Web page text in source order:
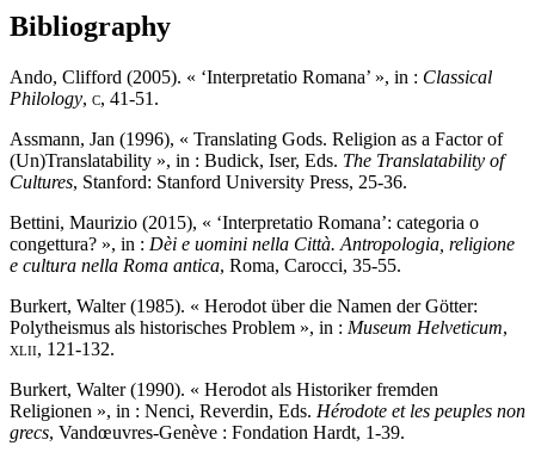
Bibliography
Ando, Clifford (2005). « ‘Interpretatio Romana’ », in : Classical
Philology, c, 41-51.
Assmann, Jan (1996), « Translating Gods. Religion as a Factor of
(Un)Translatability », in : Budick, Iser, Eds. The Translatability of
Cultures, Stanford: Stanford University Press, 25-36.
Bettini, Maurizio (2015), « ‘Interpretatio Romana’: categoria o
congettura? », in : Dèi e uomini nella Città. Antropologia, religione
e cultura nella Roma antica, Roma, Carocci, 35-55.
Burkert, Walter (1985). « Herodot über die Namen der Götter:
Polytheismus als historisches Problem », in : Museum Helveticum,
xlii, 121-132.
Burkert, Walter (1990). « Herodot als Historiker fremden
Religionen », in : Nenci, Reverdin, Eds. Hérodote et les peuples non
grecs, Vandœuvres-Genève : Fondation Hardt, 1-39.